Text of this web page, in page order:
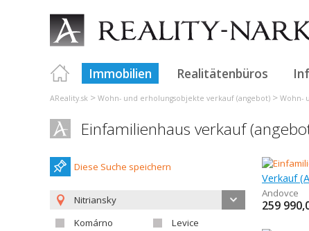
Immobilien Realitätenbüros
AReality.sk > Wohn- und erholungsobjekte verkauf (angebot) > Wohn-
Einfamilienhaus verkauf
Diese Suche speichern
Nitriansky
Komárno
Levice
Verkauf
Andovce
259